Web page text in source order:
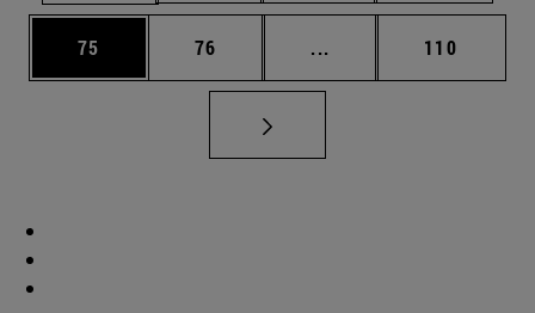
Página
75 Página
76 ... Páginas intermedias
Página
110